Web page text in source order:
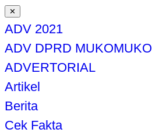
✕
ADV 2021
ADV DPRD MUKOMUKO
ADVERTORIAL
Artikel
Berita
Cek Fakta